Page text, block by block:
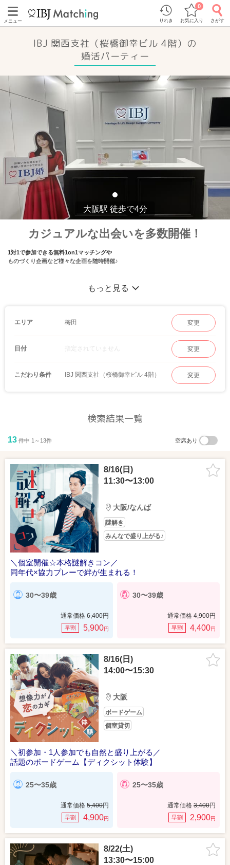
メニュー りれき お気に入り
0
さがす
IBJ 関西支社（桜橋御幸ビル 4階）の
婚活パーティー
大阪駅 徒歩で4分
カジュアルな出会いを多数開催！
1対1で参加できる無料1on1マッチングや
ものづくり企画など様々な企画を随時開催♪
もっと見る
エリア 梅田 変更
日付 指定されていません 変更
こだわり条件 IBJ 関西支社（桜橋御幸ビル 4階） 変更
検索結果一覧
13 件中 1～13件 空席あり
8/16(日)
11:30〜13:00
大阪/なんば
謎解き
みんなで盛り上がる♪
＼個室開催☆本格謎解きコン／
同年代×協力プレーで絆が生まれる！
30〜39歳
通常価格 6,400円
早割 5,900円
30〜39歳
通常価格 4,900円
早割 4,400円
8/16(日)
14:00〜15:30
大阪
ボードゲーム
個室貸切
＼初参加・1人参加でも自然と盛り上がる／
話題のボードゲーム【ディクシット体験】
25〜35歳
通常価格 5,400円
早割 4,900円
25〜35歳
通常価格 3,400円
早割 2,900円
8/22(土)
13:30〜15:00